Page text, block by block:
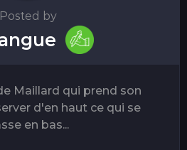
Posted by
Maillard qui prend son
d'en haut ce qui se
en bas...